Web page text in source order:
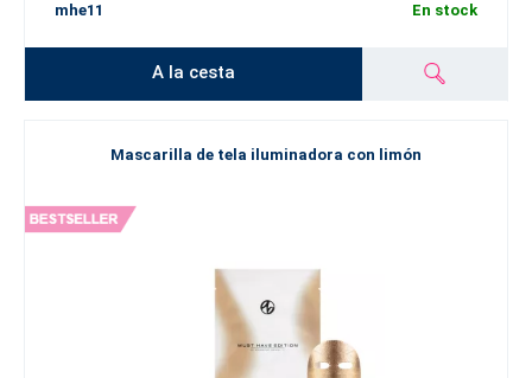
mhe11 En stock
A la cesta
Mascarilla de tela iluminadora con limón